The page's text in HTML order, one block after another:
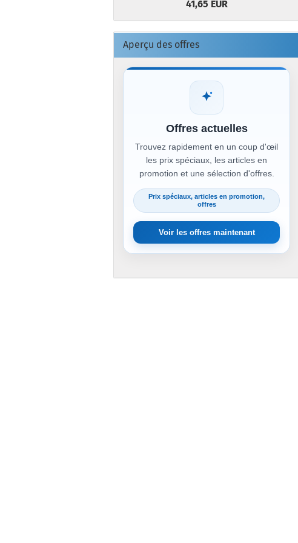
41,65 EUR
Aperçu des offres
Offres actuelles
Trouvez rapidement en un coup d'œil
les prix spéciaux, les articles en
promotion et une sélection d'offres.
Prix spéciaux, articles en promotion,
offres
Voir les offres maintenant